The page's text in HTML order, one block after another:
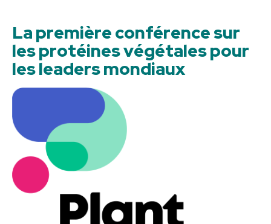
La première conférence sur
les protéines végétales pour
les leaders mondiaux